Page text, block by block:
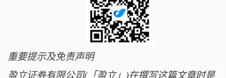
重要提示及免责声明
盈立证券有限公司(「盈立」)在撰写这篇文章时是